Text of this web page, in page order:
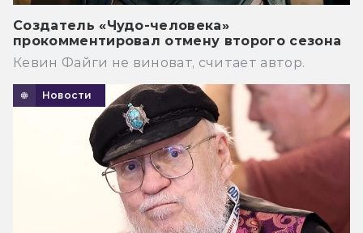
Создатель «Чудо-человека»
прокомментировал отмену второго сезона
Кевин Файги не виноват, считает автор.
Новости